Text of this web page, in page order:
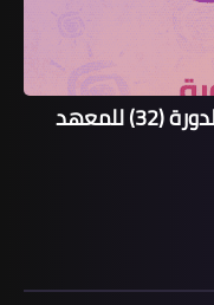
مديرية التطوع تفتح باب التقديم للدورة (32) للمعهد